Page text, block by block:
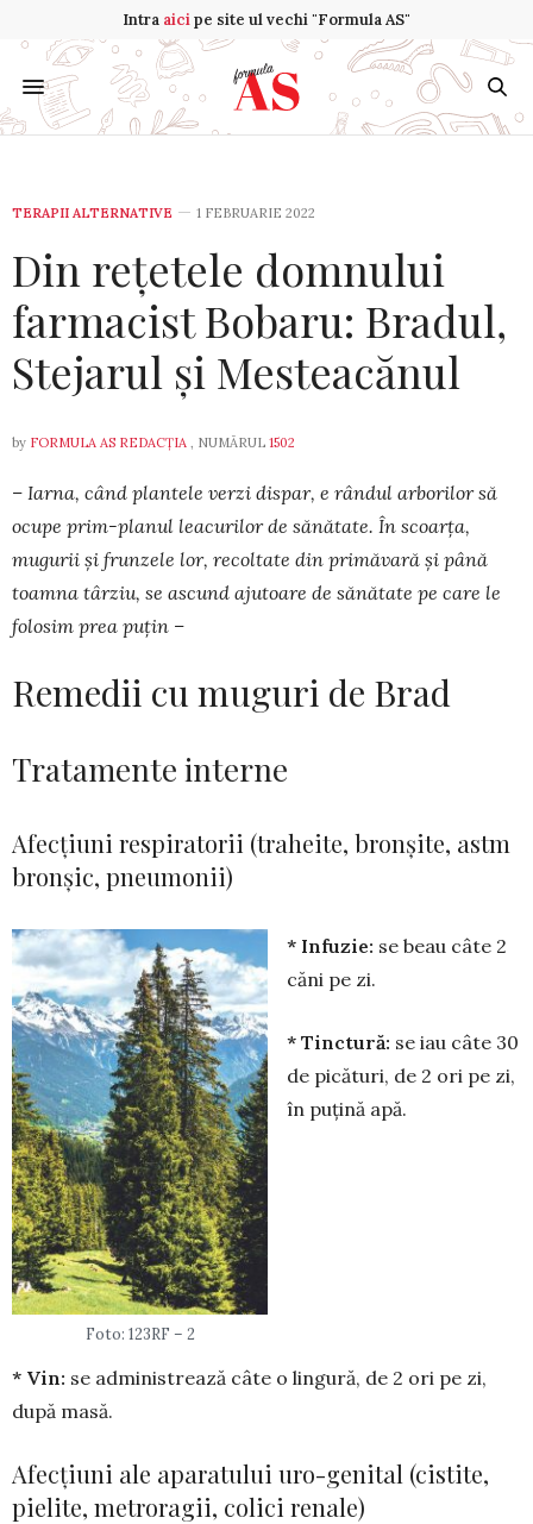
Intra aicipe site ul vechi "Formula AS"
TERAPII ALTERNATIVE 1 FEBRUARIE 2022
Din rețetele domnului
farmacist Bobaru: Bradul,
Stejarul și Mesteacănul
by FORMULA AS REDACȚIA , NUMĂRUL 1502
– Iarna, când plantele verzi dispar, e rândul arborilor să
ocupe prim-planul leacurilor de sănătate. În scoarța,
mugurii și frunzele lor, recol­tate din primăvară și până
toamna târziu, se ascund ajutoare de sănătate pe care le
folosim prea puțin –
Remedii cu muguri de Brad
Tratamente interne
Afecțiuni respiratorii (traheite, bronșite, astm
bronșic, pneumonii)
Foto: 123RF – 2
* Infuzie: se beau câte 2
căni pe zi.
* Tinctură: se iau câte 30
de pică­turi, de 2 ori pe zi,
în puțină apă.
* Vin: se adminis­trea­ză câte o lingură, de 2 ori pe zi,
după masă.
Afecțiuni ale aparatului uro-genital (cistite,
pielite, metroragii, colici renale)